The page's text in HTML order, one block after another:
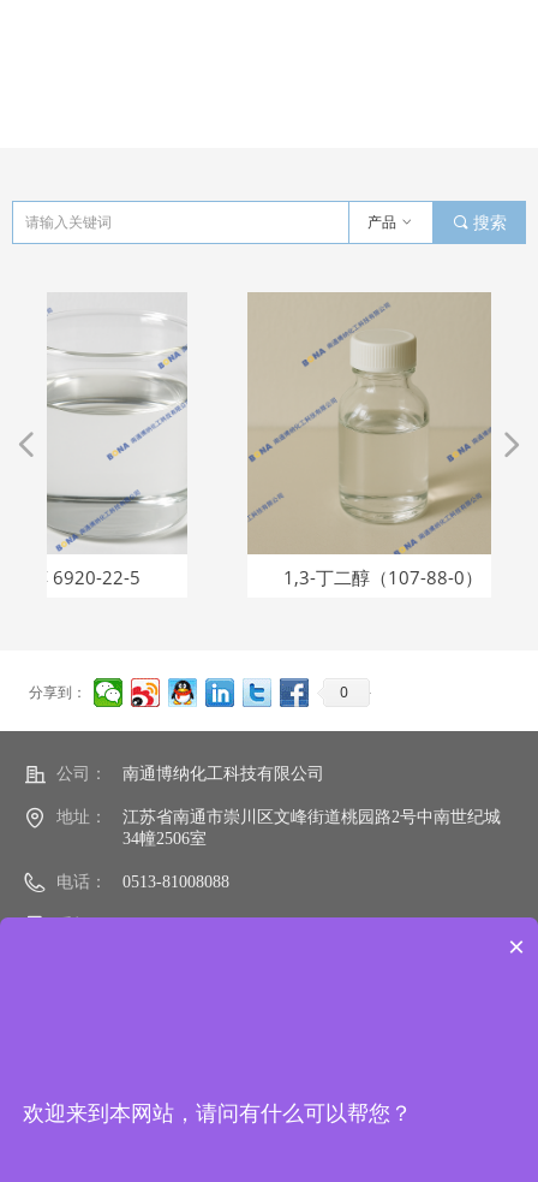
分享到： 0
22-5 1,3-丁二醇（107-88-0）
넳 넲
끠 搜索
产品 ꀁ
公司： 南通博纳化工科技有限公司
地址：
江苏省南通市崇川区文峰街道桃园路2号中南世纪城
34幢2506室
电话： 0513-81008088
×
欢迎来到本网站，请问有什么可以帮您？